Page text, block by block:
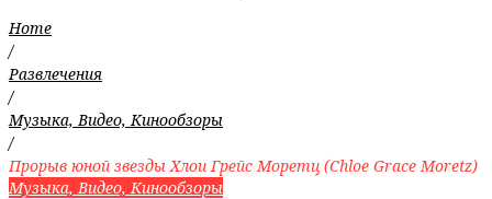
Home
/
Развлечения
/
Музыка, Видео, Кинообзоры
/
Прорыв юной звезды Хлои Грейс Моретц (Chloe Grace Moretz)
Музыка, Видео, Кинообзоры